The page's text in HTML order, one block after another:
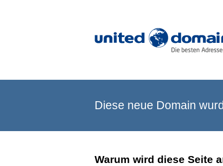
Diese neue Domain
Warum wird diese Seite